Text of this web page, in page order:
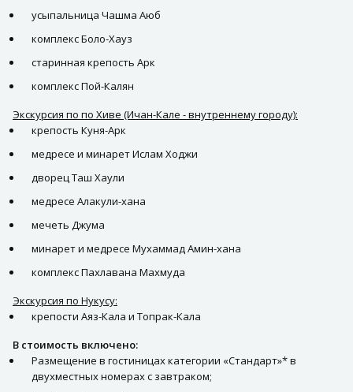
усыпальница Чашма Аюб
комплекс Боло-Хауз
старинная крепость Арк
комплекс Пой-Калян
Экскурсия по по Хиве (Ичан-Кале - внутреннему городу):
крепость Куня-Арк
медресе и минарет Ислам Ходжи
дворец Таш Хаули
медресе Алакули-хана
мечеть Джума
минарет и медресе Мухаммад Амин-хана
комплекс Пахлавана Махмуда
Экскурсия по Нукусу:
крепости Аяз-Кала и Топрак-Кала
В стоимость включено:
Размещение в гостиницах категории «Стандарт»* в
двухместных номерах с завтраком;